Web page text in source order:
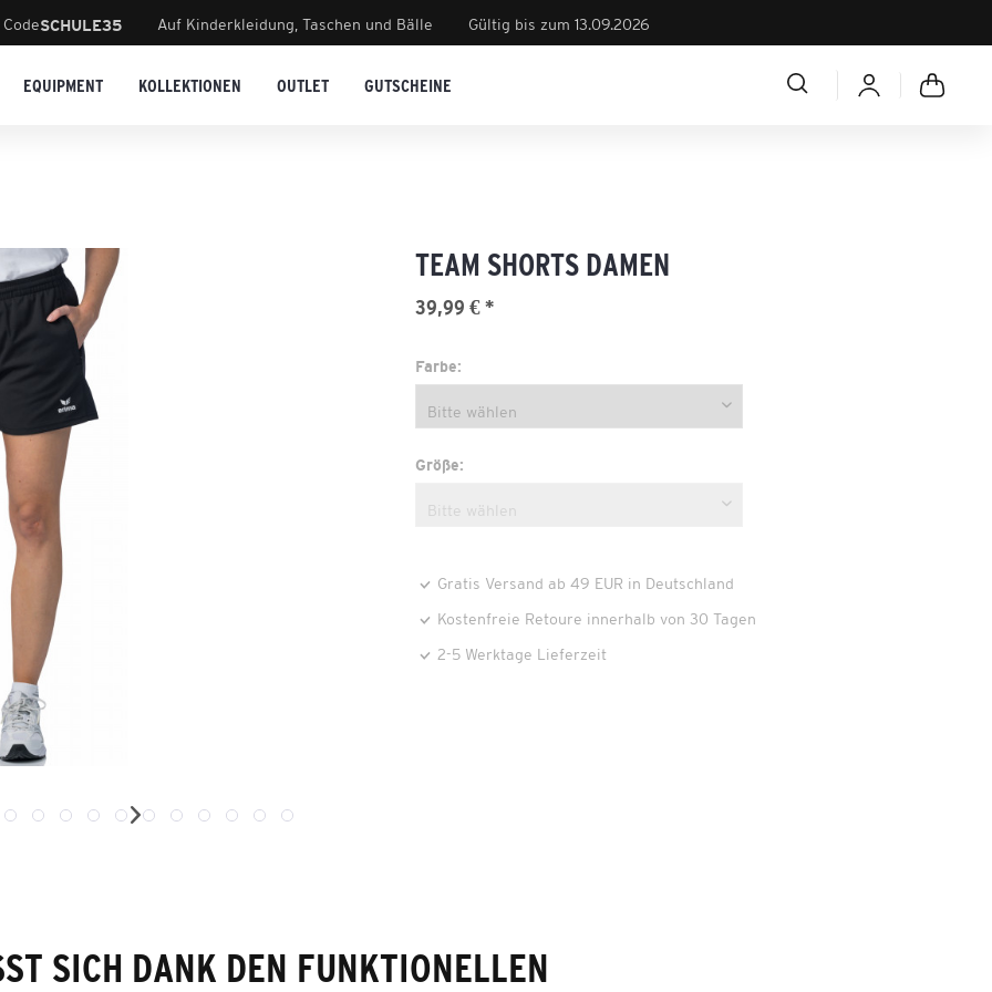
SCHULE35 Auf Kinderkleidung, Taschen und Bälle Gültig bis zum 13.09.2026
EQUIPMENT KOLLEKTIONEN OUTLET GUTSCHEINE
TEAM SHORTS DAMEN
39,99 € *
Farbe:
Größe:
Gratis Versand ab 49 EUR in Deutschland
Kostenfreie Retoure innerhalb von 30 Tagen
2-5 Werktage Lieferzeit
SICH DANK DEN FUNKTIONELLEN